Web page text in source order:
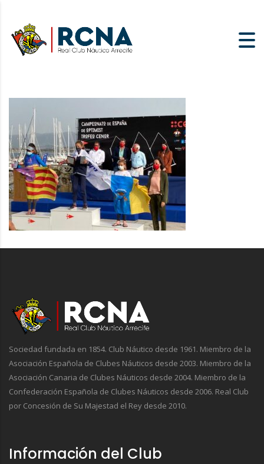
Sociedad fundada en 1854. Club Náutico desde 1961. Miembro de la
Asociación Española de Clubes Náuticos desde 2003. Miembro de la
Asociación Canaria de Clubes Náuticos desde 2004. Miembro de la
Confederación Española de Clubes Náuticos desde 2006. Real Club
por Concesión de Su Majestad el Rey desde 2010.
Información del Club